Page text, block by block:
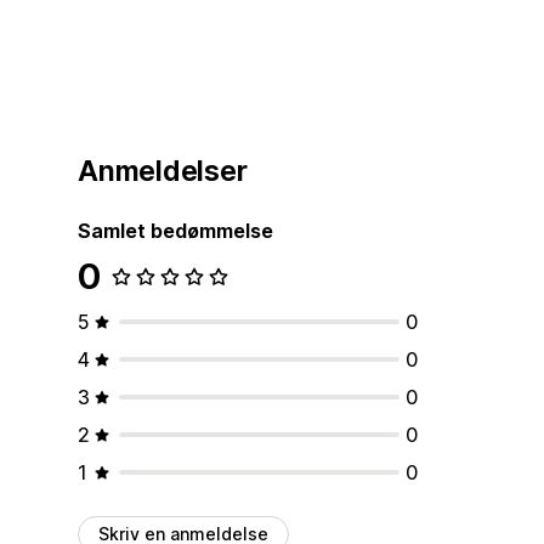
Anmeldelser
Samlet bedømmelse
0
5
0
4
0
3
0
2
0
1
0
Skriv en anmeldelse